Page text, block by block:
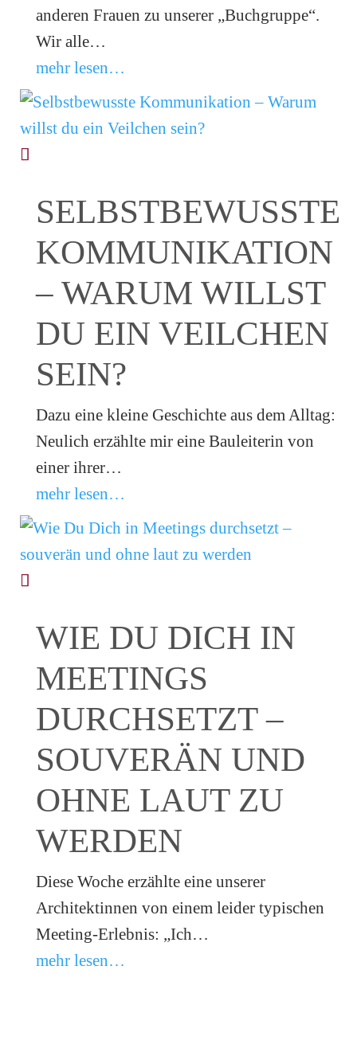
anderen Frauen zu unserer „Buchgruppe“.
Wir alle…
mehr lesen…
SELBSTBEWUSSTE
KOMMUNIKATION
– WARUM WILLST
DU EIN VEILCHEN
SEIN?
Dazu eine kleine Geschichte aus dem Alltag:
Neulich erzählte mir eine Bauleiterin von
einer ihrer…
mehr lesen…
WIE DU DICH IN
MEETINGS
DURCHSETZT –
SOUVERÄN UND
OHNE LAUT ZU
WERDEN
Diese Woche erzählte eine unserer
Architektinnen von einem leider typischen
Meeting-Erlebnis: „Ich…
mehr lesen…